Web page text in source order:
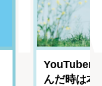
YouTuber
んだ時は